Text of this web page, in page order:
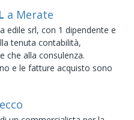
a Merate
edile srl, con 1 dipendente e
tenuta contabilità,
che alla consulenza.
e le fatture acquisto sono